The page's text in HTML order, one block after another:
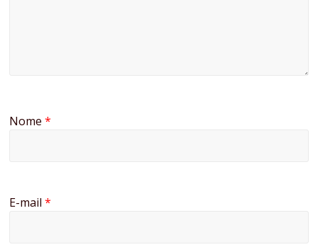
Nome*
E-mail*